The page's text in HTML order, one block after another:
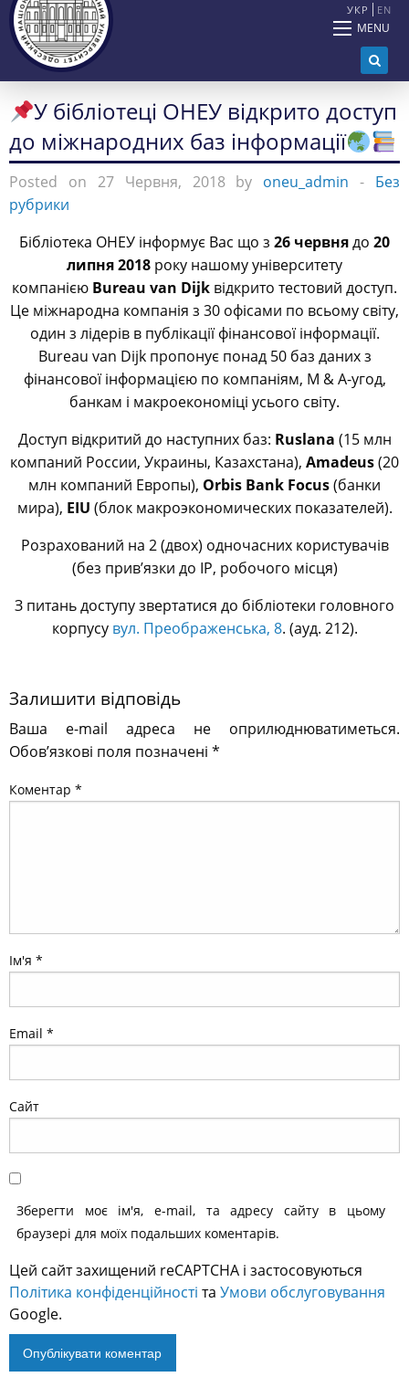
УКР EN
MENU
У бібліотеці ОНЕУ відкрито доступ
до міжнародних баз інформації
Posted on 27 Червня, 2018 by oneu_admin - Без
рубрики
Бібліотека ОНЕУ інформує Вас що з 26 червнядо 20
липня2018 року нашому університету
компанією Bureau van Dijk відкрито тестовий доступ.
Це міжнародна компанія з 30 офісами по всьому світу,
один з лідерів в публікації фінансової інформації.
Bureau van Dijk пропонує понад 50 баз даних з
фінансової інформацією по компаніям, M & A-угод,
банкам і макроекономіці усього світу.
Доступ відкритий до наступних баз: Ruslana (15 млн
компаний России, Украины, Казахстана), Amadeus(20
млн компаний Европы), Orbis Bank Focus(банки
мира), EIU (блок макроэкономических показателей).
Розрахований на 2 (двох) одночасних користувачів
(без прив’язки до IP, робочого місця)
З питань доступу звертатися до бібліотеки головного
корпусу вул. Преображенська, 8. (ауд. 212).
Залишити відповідь
Ваша e-mail адреса не оприлюднюватиметься.
Обов’язкові поля позначені *
Коментар *
Ім'я *
Email *
Сайт
Зберегти моє ім'я, e-mail, та адресу сайту в цьому
браузері для моїх подальших коментарів.
Цей сайт захищений reCAPTCHA і застосовуються
Політика конфіденційності та Умови обслуговування
Google.